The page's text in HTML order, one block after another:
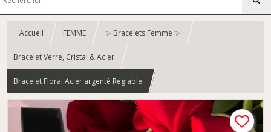
Accueil FEMME ✨ Bracelets Femme ✨
Bracelet Verre, Cristal & Acier
Bracelet Floral Acier argenté Réglable